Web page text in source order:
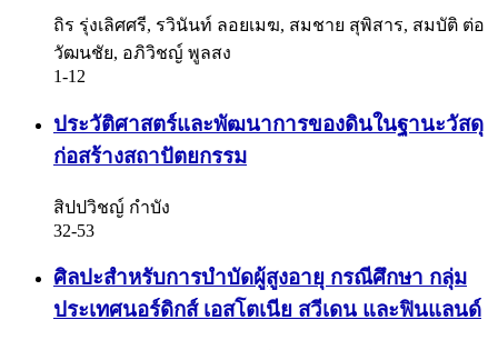
ถิร รุ่งเลิศศรี, รวินันท์ ลอยเมฆ, สมชาย สุพิสาร, สมบัติ ต่อ
วัฒนชัย, อภิวิชญ์ พูลสง
1-12
ประวัติศาสตร์และพัฒนาการของดินในฐานะวัสดุ
ก่อสร้างสถาปัตยกรรม
สิปปวิชญ์ กำบัง
32-53
ศิลปะสำหรับการบำบัดผู้สูงอายุ กรณีศึกษา กลุ่ม
ประเทศนอร์ดิกส์ เอสโตเนีย สวีเดน และฟินแลนด์